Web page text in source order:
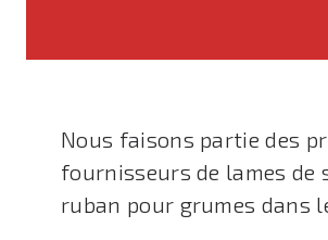
Nous faisons partie des
fournisseurs de lames de
ruban pour grumes dans